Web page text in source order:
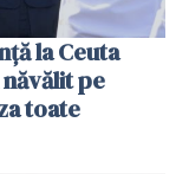
la Ceuta
pe
toate